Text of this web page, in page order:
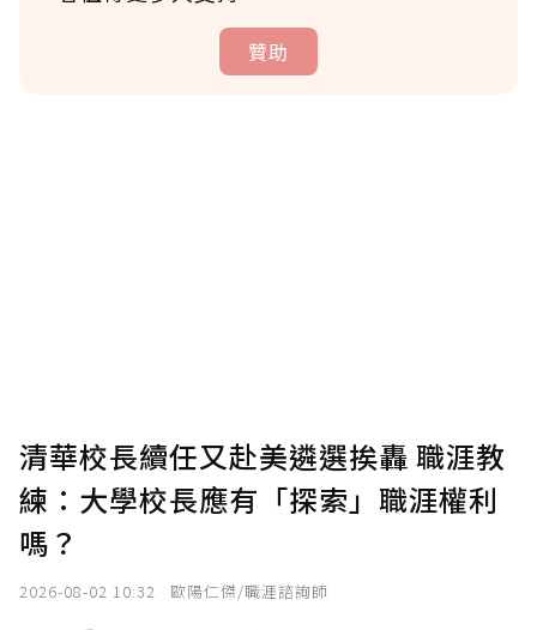
贊助
確認送出
清華校長續任又赴美遴選挨轟 職涯教
練：大學校長應有「探索」職涯權利
嗎？
2026-08-02 10:32 歐陽仁傑/職涯諮詢師